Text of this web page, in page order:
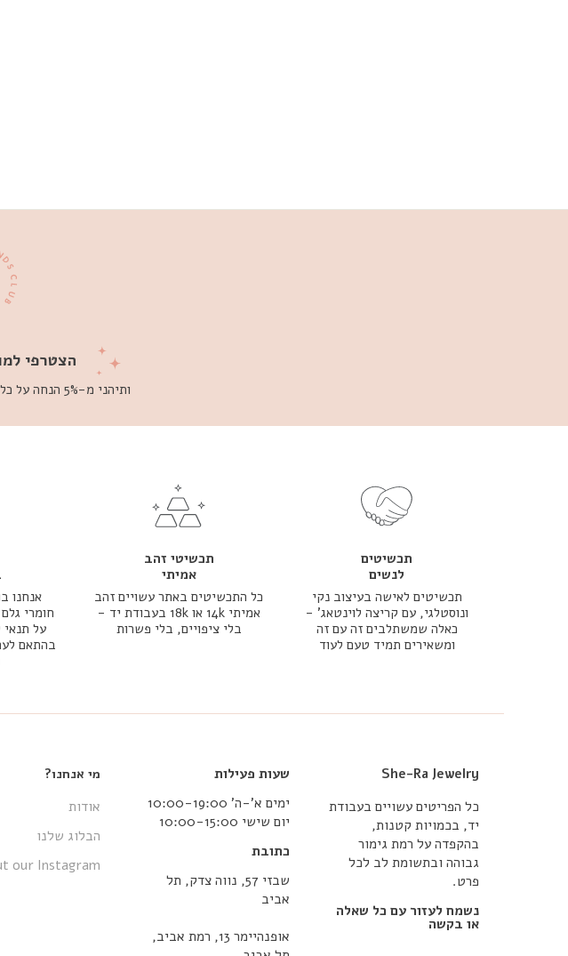
הצטרפי
ותיהני מ-5% הנחה על כל רכישה, עדכונים והטבות מרגשות ♡
תכשיטים
לנשים
תכשיטים לאישה בעיצוב נקי
ונוסטלגי, עם קריצה לוינטאג' -
כאלה שמשתלבים זה עם זה
ומשאירים תמיד טעם לעוד
תכשיטי זהב
אמיתי
כל התכשיטים באתר עשויים זהב
אמיתי 14k או 18k בעבודת יד -
בלי ציפויים, בלי פשרות
אנחנו
חומרי
על תנאי
בהתאם
She-Ra Jewelry
כל הפריטים עשויים בעבודת
יד, בכמויות קטנות,
בהקפדה על רמת גימור
גבוהה ובתשומת לב לכל
פרט.
נשמח לעזור עם כל שאלה
או בקשה
שעות פעילות
ימים א’-ה’ 10:00-19:00
יום שישי 10:00-15:00
כתובת
שבזי 57, נווה צדק, תל
אביב
אופנהיימר 13, רמת אביב,
מי אנחנו?
אודות
הבלוג שלנו
our Instagram